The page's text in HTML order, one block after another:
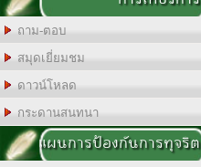
ถาม-ตอบ
สมุดเยี่ยมชม
ดาวน์โหลด
กระดานสนทนา
แผนการป้องกันการทุจริต